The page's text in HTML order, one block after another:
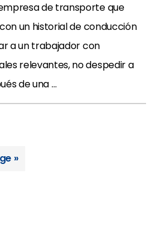
de transporte que
un historial de conducción
a un trabajador con
relevantes, no despedir a
de una …
»